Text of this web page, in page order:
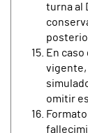
turna al
En caso
vigente,
omitir